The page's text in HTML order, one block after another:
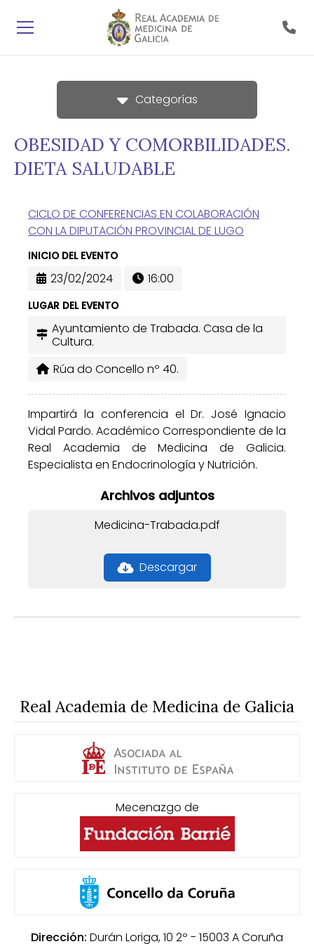
Categorías
OBESIDAD Y COMORBILIDADES.
DIETA SALUDABLE
CICLO DE CONFERENCIAS EN COLABORACIÓN
CON LA DIPUTACIÓN PROVINCIAL DE LUGO
INICIO DEL EVENTO
23/02/2024 16:00
LUGAR DEL EVENTO
Ayuntamiento de Trabada. Casa de la
Cultura.
Rúa do Concello nº 40.
Impartirá la conferencia el Dr. José Ignacio
Vidal Pardo. Académico Correspondiente de la
Real Academia de Medicina de Galicia.
Especialista en Endocrinología y Nutrición.
Archivos adjuntos
Medicina-Trabada.pdf
Descargar
Real Academia de Medicina de Galicia
Mecenazgo de
Dirección: Durán Loriga, 10 2º - 15003 A Coruña